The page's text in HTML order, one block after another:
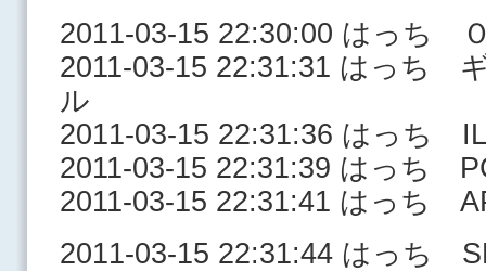
2011-03-15 22:30:00 はっち
2011-03-15 22:31:31 はっち
ル
2011-03-15 22:31:36 はっち
2011-03-15 22:31:39 はっち
2011-03-15 22:31:41 はっち
2011-03-15 22:31:44 はっち